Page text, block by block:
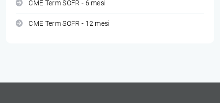
CME Term SOFR - 6 mesi
CME Term SOFR - 12 mesi